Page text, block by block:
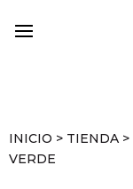
INICIO > TIENDA >
VERDE